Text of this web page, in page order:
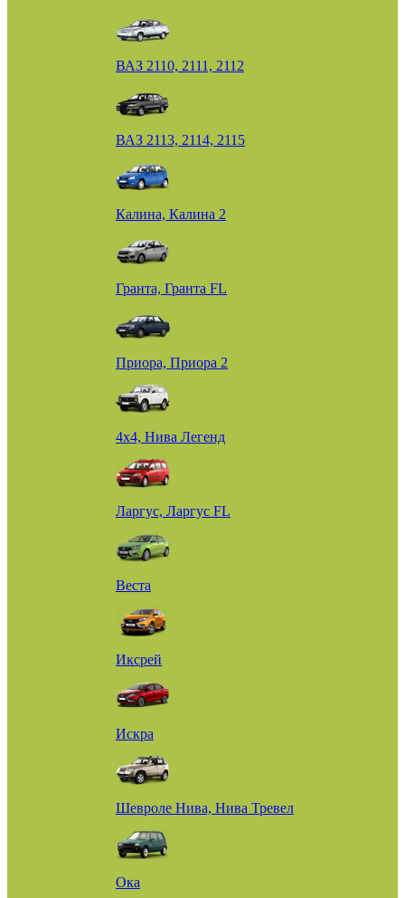
ВАЗ 2110, 2111, 2112
ВАЗ 2113, 2114, 2115
Калина, Калина 2
Гранта, Гранта FL
Приора, Приора 2
4х4, Нива Легенд
Ларгус, Ларгус FL
Веста
Иксрей
Искра
Шевроле Нива, Нива Тревел
Ока